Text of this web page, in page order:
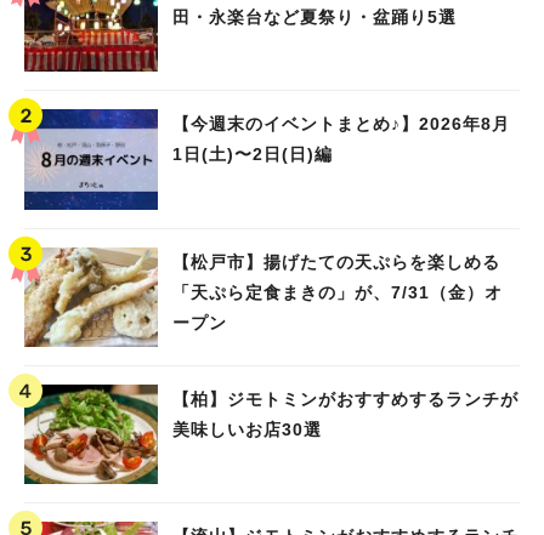
田・永楽台など夏祭り・盆踊り5選
【今週末のイベントまとめ♪】2026年8月
1日(土)〜2日(日)編
【松戸市】揚げたての天ぷらを楽しめる
「天ぷら定食まきの」が、7/31（金）オ
ープン
【柏】ジモトミンがおすすめするランチが
美味しいお店30選